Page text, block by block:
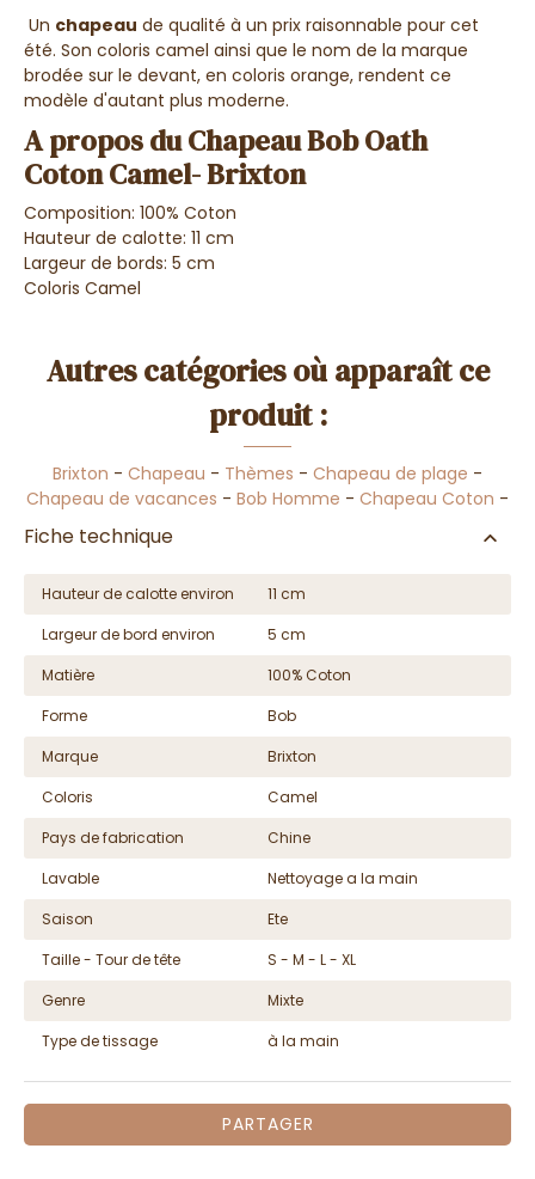
Un chapeau de qualité à un prix raisonnable pour cet
été. Son coloris camel ainsi que le nom de la marque
brodée sur le devant, en coloris orange, rendent ce
modèle d'autant plus moderne.
A propos du Chapeau Bob Oath
Coton Camel- Brixton
Composition: 100% Coton
Hauteur de calotte: 11 cm
Largeur de bords: 5 cm
Coloris Camel
Autres catégories où apparaît ce
produit :
Brixton - Chapeau - Thèmes - Chapeau de plage -
Chapeau de vacances - Bob Homme - Chapeau Coton -
Fiche technique
Hauteur de calotte environ
11 cm
Largeur de bord environ
5 cm
Matière
100% Coton
Forme
Bob
Marque
Brixton
Coloris
Camel
Pays de fabrication
Chine
Lavable
Nettoyage a la main
Saison
Ete
Taille - Tour de tête
S - M - L - XL
Genre
Mixte
Type de tissage
à la main
PARTAGER